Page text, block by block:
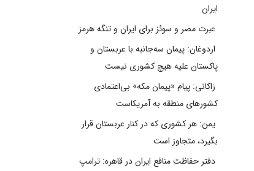
ایران
عبرت مصر و سوئز برای ایران و تنگه هرمز
اردوغان: پیمان سه‌جانبه با عربستان و
پاکستان علیه هیچ کشوری نیست
زاکانی: پیام «پیمان مکه» بی‌اعتمادی
کشورهای منطقه به آمریکاست
یمن: هر کشوری که در کنار عربستان قرار
بگیرد، متجاوز است
دفتر حفاظت منافع ایران در قاهره: ترامپ